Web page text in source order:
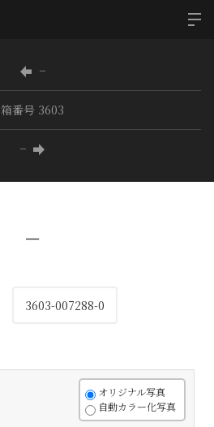
−
箱番号 3603
−
−
3603-007288-0
オリジナル写真
自動カラー化写真